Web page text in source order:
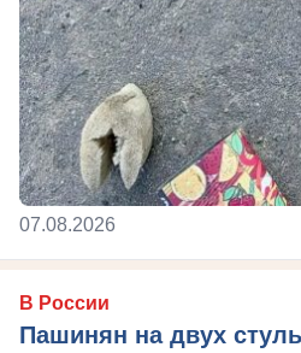
07.08.2026
В России
Пашинян на двух